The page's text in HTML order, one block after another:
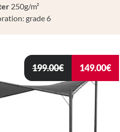
250g/m²
grade 6
199.00€ 149.00€